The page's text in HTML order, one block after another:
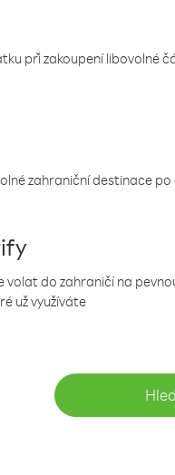
při zakoupení libovolné
zahraniční destinace po
do zahraničí na
už využíváte